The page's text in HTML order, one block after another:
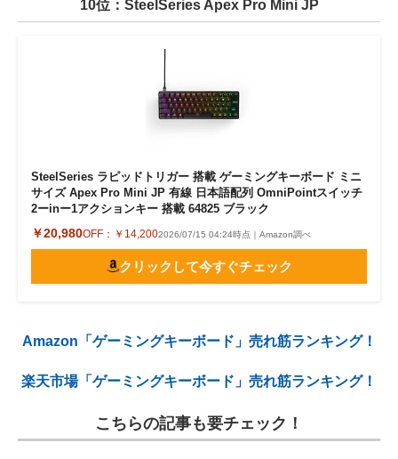
10位：SteelSeries Apex Pro Mini JP
SteelSeries ラピッドトリガー 搭載 ゲーミングキーボード ミニ
サイズ Apex Pro Mini JP 有線 日本語配列 OmniPointスイッチ
2ーinー1アクションキー 搭載 64825 ブラック
￥20,980OFF： ￥14,2002026/07/15 04:24時点｜Amazon調べ
クリックして今すぐチェック
Amazon「ゲーミングキーボード」売れ筋ランキング！
楽天市場「ゲーミングキーボード」売れ筋ランキング！
こちらの記事も要チェック！